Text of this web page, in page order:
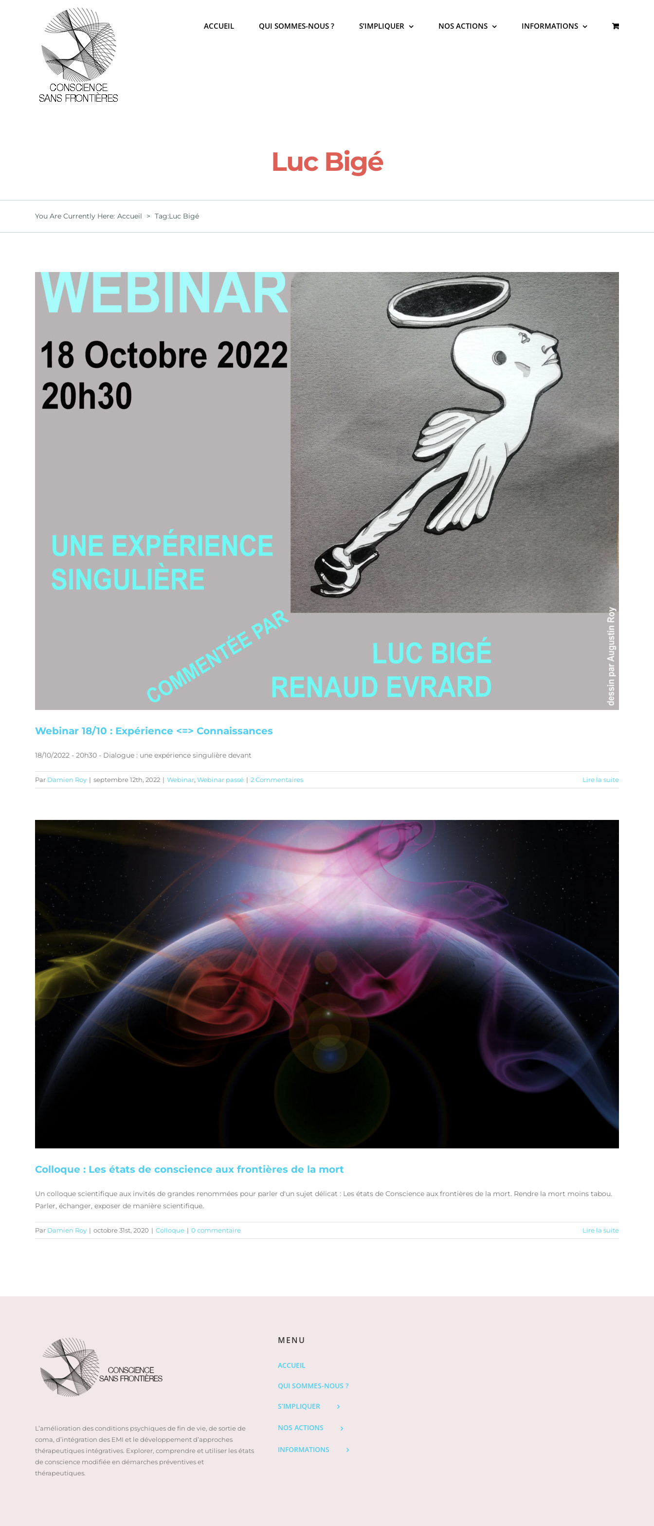
ACCUEIL QUI SOMMES-NOUS ? S’IMPLIQUER NOS ACTIONS INFORMATIONS
Luc Bigé
You Are Currently Here: Accueil > Tag:Luc Bigé
Webinar 18/10 : Expérience <=> Connaissances
18/10/2022 - 20h30 - Dialogue : une expérience singulière devant
Par Damien Roy | septembre 12th, 2022 | Webinar, Webinar passé | 2 Commentaires Lire la suite
Colloque : Les états de conscience aux frontières de la mort
Un colloque scientifique aux invités de grandes renommées pour parler d'un sujet délicat : Les états de Conscience aux frontières de la mort. Rendre la mort moins tabou.
Parler, échanger, exposer de manière scientifique.
Par Damien Roy | octobre 31st, 2020 | Colloque | 0 commentaire Lire la suite
L’amélioration des conditions psychiques de fin de vie, de sortie de
coma, d’intégration des EMI et le développement d’approches
thérapeutiques intégratives. Explorer, comprendre et utiliser les états
de conscience modifiée en démarches préventives et
thérapeutiques.
MENU
ACCUEIL
QUI SOMMES-NOUS ?
S’IMPLIQUER
NOS ACTIONS
INFORMATIONS